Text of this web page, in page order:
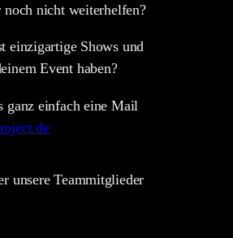
noch nicht weiterhelfen?
einzigartige Shows und
Event haben?
ganz einfach eine Mail
unsere Teammitglieder